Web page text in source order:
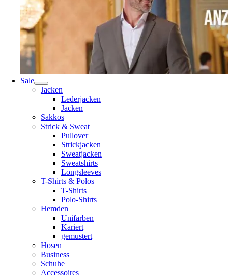
Sale
Jacken
Lederjacken
Jacken
Sakkos
Strick & Sweat
Pullover
Strickjacken
Sweatjacken
Sweatshirts
Longsleeves
T-Shirts & Polos
T-Shirts
Polo-Shirts
Hemden
Unifarben
Kariert
gemustert
Hosen
Business
Schuhe
Accessoires